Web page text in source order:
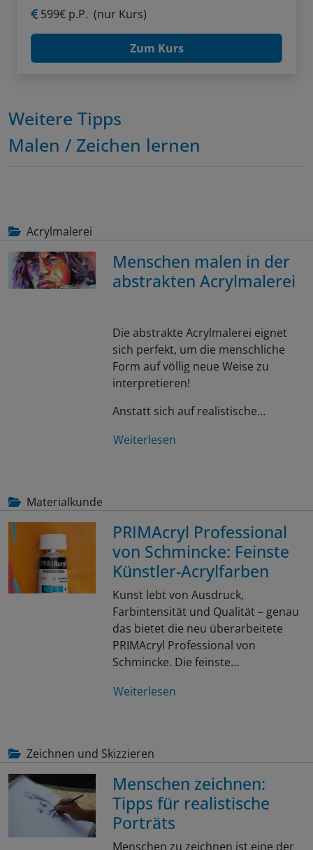
599€ p.P. (nur Kurs)
Zum Kurs
Weitere Tipps
Malen / Zeichen lernen
Acrylmalerei
Menschen malen in der
abstrakten Acrylmalerei
Die abstrakte Acrylmalerei eignet
sich perfekt, um die menschliche
Form auf völlig neue Weise zu
interpretieren!
Anstatt sich auf realistische…
Weiterlesen
Materialkunde
PRIMAcryl Professional
von Schmincke: Feinste
Künstler-Acrylfarben
Kunst lebt von Ausdruck,
Farbintensität und Qualität – genau
das bietet die neu überarbeitete
PRIMAcryl Professional von
Schmincke. Die feinste…
Weiterlesen
Zeichnen und Skizzieren
Menschen zeichnen:
Tipps für realistische
Porträts
Menschen zu zeichnen ist eine der